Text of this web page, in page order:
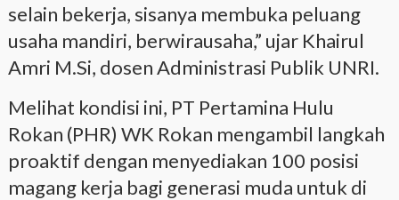
selain bekerja, sisanya membuka peluang
usaha mandiri, berwirausaha,” ujar Khairul
Amri M.Si, dosen Administrasi Publik UNRI.
Melihat kondisi ini, PT Pertamina Hulu
Rokan (PHR) WK Rokan mengambil langkah
proaktif dengan menyediakan 100 posisi
magang kerja bagi generasi muda untuk di